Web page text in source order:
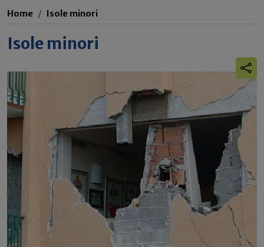
Home Isole minori
Isole minori